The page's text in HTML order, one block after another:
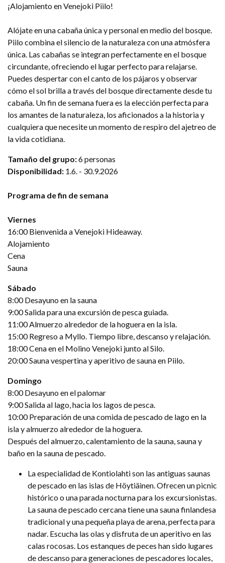
¡Alojamiento en Venejoki Piilo!
Alójate en una cabaña única y personal en medio del bosque.
Piilo combina el silencio de la naturaleza con una atmósfera
única. Las cabañas se integran perfectamente en el bosque
circundante, ofreciendo el lugar perfecto para relajarse.
Puedes despertar con el canto de los pájaros y observar
cómo el sol brilla a través del bosque directamente desde tu
cabaña. Un fin de semana fuera es la elección perfecta para
los amantes de la naturaleza, los aficionados a la historia y
cualquiera que necesite un momento de respiro del ajetreo de
la vida cotidiana.
Tamaño del grupo:6 personas
Disponibilidad: 1.6. - 30.9.2026
Programa de fin de semana
Viernes
16:00 Bienvenida a Venejoki Hideaway.
Alojamiento
Cena
Sauna
Sábado
8:00 Desayuno en la sauna
9:00 Salida para una excursión de pesca guiada.
11:00 Almuerzo alrededor de la hoguera en la isla.
15:00 Regreso a Myllo. Tiempo libre, descanso y relajación.
18:00 Cena en el Molino Venejoki junto al Silo.
20:00 Sauna vespertina y aperitivo de sauna en Piilo.
Domingo
8:00 Desayuno en el palomar
9:00 Salida al lago, hacia los lagos de pesca.
10:00 Preparación de una comida de pescado de lago en la
isla y almuerzo alrededor de la hoguera.
Después del almuerzo, calentamiento de la sauna, sauna y
baño en la sauna de pescado.
La especialidad de Kontiolahti son las antiguas saunas
de pescado en las islas de Höytiäinen. Ofrecen un picnic
histórico o una parada nocturna para los excursionistas.
La sauna de pescado cercana tiene una sauna finlandesa
tradicional y una pequeña playa de arena, perfecta para
nadar. Escucha las olas y disfruta de un aperitivo en las
calas rocosas. Los estanques de peces han sido lugares
de descanso para generaciones de pescadores locales,